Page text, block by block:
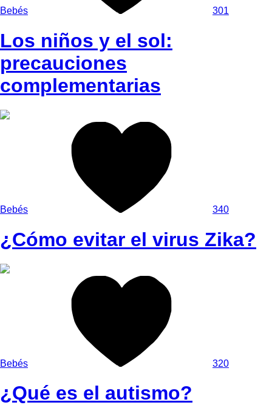
Bebés 301
Los niños y el sol:
precauciones
complementarias
Bebés 340
¿Cómo evitar el virus Zika?
Bebés 320
¿Qué es el autismo?